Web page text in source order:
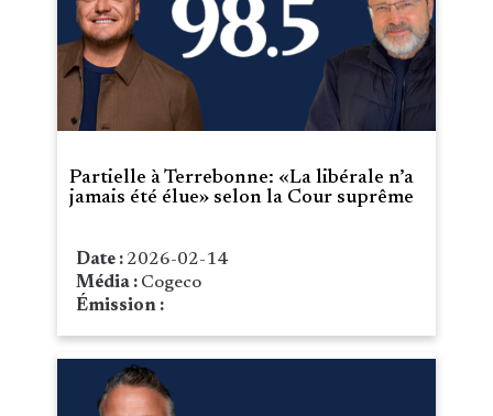
Partielle à Terrebonne: «La libérale n’a
jamais été élue» selon la Cour suprême
Date : 2026-02-14
Média : Cogeco
Émission :